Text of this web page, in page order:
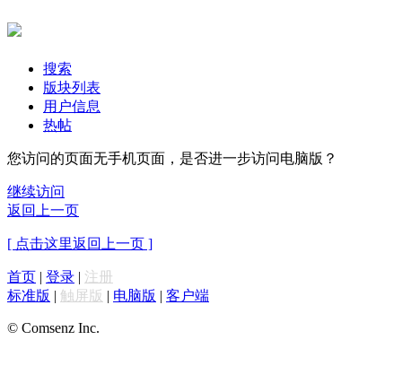
搜索
版块列表
用户信息
热帖
您访问的页面无手机页面，是否进一步访问电脑版？
继续访问
返回上一页
[ 点击这里返回上一页 ]
首页 | 登录 | 注册
标准版 | 触屏版 | 电脑版 | 客户端
© Comsenz Inc.